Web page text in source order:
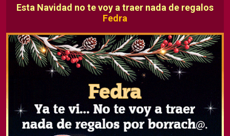
Esta Navidad no te voy a traer nada de regalos
Fedra